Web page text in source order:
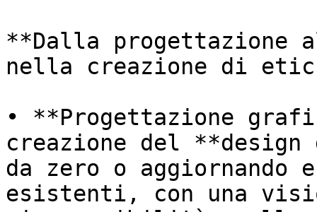
**Dalla progettazione
nella creazione di
• **Progettazione
creazione del
da zero o
esistenti, con una